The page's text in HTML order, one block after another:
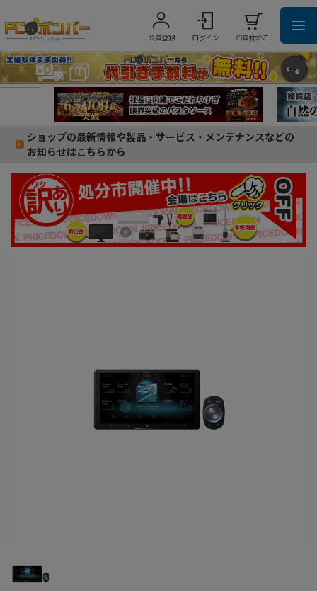
会員登録 ログイン お買物かご
ショップの最新情報や製品・サービス・メンテナンスなどの
お知らせはこちらから